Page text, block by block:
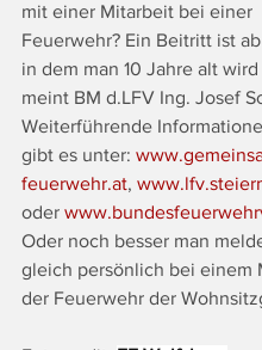
mit einer Mitarbeit bei einer
Feuerwehr? Ein Beitritt ist
in dem man 10 Jahre alt
meint BM d.LFV Ing. Josef
Weiterführende
gibt es unter:
feuerwehr.at,
oder
Oder noch besser man
gleich persönlich bei einem
der Feuerwehr der